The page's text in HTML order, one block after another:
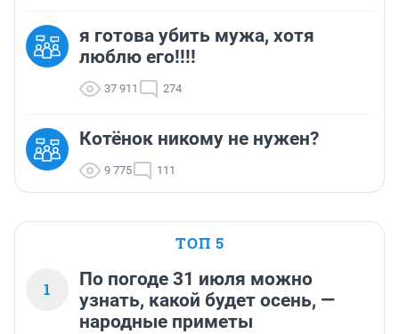
я готова убить мужа, хотя
люблю его!!!!
37 911 274
Котёнок никому не нужен?
9 775 111
ТОП 5
1
По погоде 31 июля можно
узнать, какой будет осень, —
народные приметы